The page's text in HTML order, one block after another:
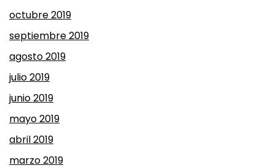
octubre 2019
septiembre 2019
agosto 2019
julio 2019
junio 2019
mayo 2019
abril 2019
marzo 2019